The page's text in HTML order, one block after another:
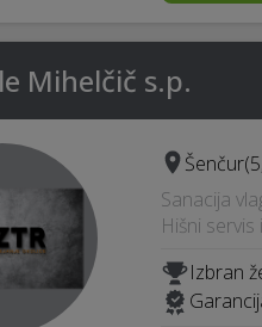
Mihelčič s.p.
Šenčur
Sanacija
Hišni
Izbran